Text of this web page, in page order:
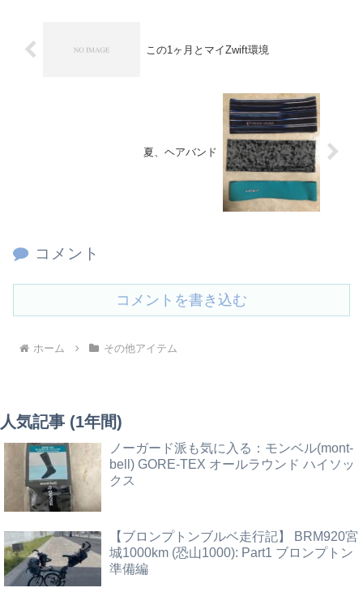
この1ヶ月とマイZwift環境
夏、ヘアバンド
コメント
コメントを書き込む
ホーム その他アイテム
人気記事 (1年間)
ノーガード派も気に入る：モンベル(mont-
bell) GORE-TEX オールラウンド ハイソッ
クス
【ブロンプトンブルベ走行記】 BRM920宮
城1000km (恐山1000): Part1 ブロンプトン
準備編